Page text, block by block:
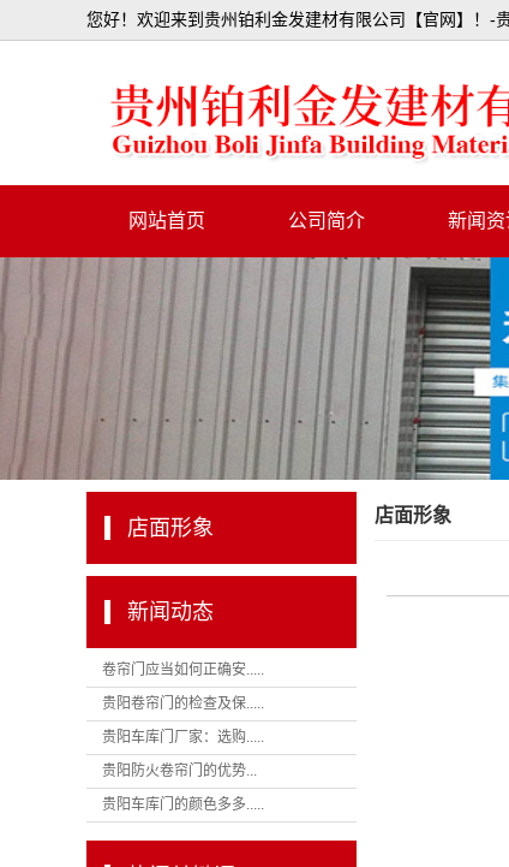
您好！欢迎来到贵州铂利金发建材有限公司【官网】！-
网站首页 公司简介 新闻资
公司动
店面形象
新闻动态
卷帘门应当如何正确安.....
贵阳卷帘门的检查及保.....
贵阳车库门厂家：选购.....
贵阳防火卷帘门的优势...
贵阳车库门的颜色多多.....
店面形象